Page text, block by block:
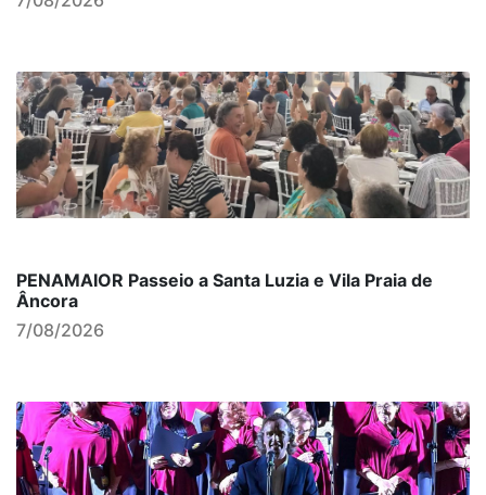
PENAMAIOR Passeio a Santa Luzia e Vila Praia de
Âncora
7/08/2026